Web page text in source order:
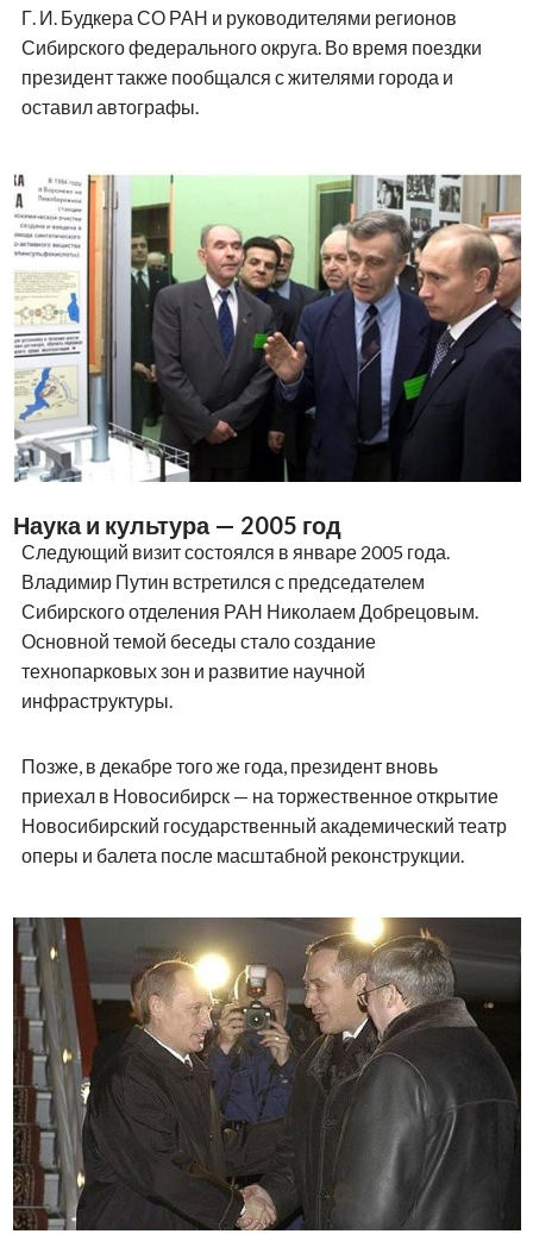
Г. И. Будкера СО РАН и руководителями регионов
Сибирского федерального округа. Во время поездки
президент также пообщался с жителями города и
оставил автографы.
Наука и культура — 2005 год
Следующий визит состоялся в январе 2005 года.
Владимир Путин встретился с председателем
Сибирского отделения РАН Николаем Добрецовым.
Основной темой беседы стало создание
технопарковых зон и развитие научной
инфраструктуры.
Позже, в декабре того же года, президент вновь
приехал в Новосибирск — на торжественное открытие
Новосибирский государственный академический театр
оперы и балета после масштабной реконструкции.